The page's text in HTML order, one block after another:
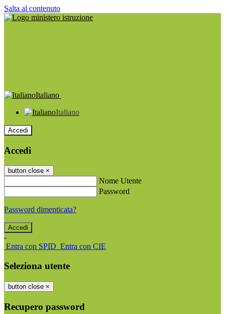
Salta al contenuto
Italiano
Italiano
Accedi
Accedi
button close ×
Nome Utente
Password
Password dimenticata?
-
Entra con SPID Entra con CIE
Seleziona utente
button close ×
Recupero password